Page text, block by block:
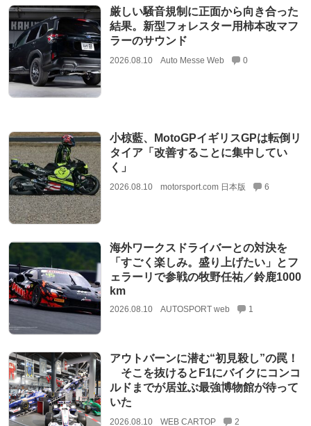
厳しい騒音規制に正面から向き合った
結果。新型フォレスター用柿本改マフ
ラーのサウンド
2026.08.10 Auto Messe Web 0
小椋藍、MotoGPイギリスGPは転倒リ
タイア「改善することに集中してい
く」
2026.08.10 motorsport.com 日本版 6
海外ワークスドライバーとの対決を
「すごく楽しみ。盛り上げたい」とフ
ェラーリで参戦の牧野任祐／鈴鹿1000
km
2026.08.10 AUTOSPORT web 1
アウトバーンに潜む“初見殺し”の罠！
そこを抜けるとF1にバイクにコンコ
ルドまでが居並ぶ最強博物館が待って
いた
2026.08.10 WEB CARTOP 2